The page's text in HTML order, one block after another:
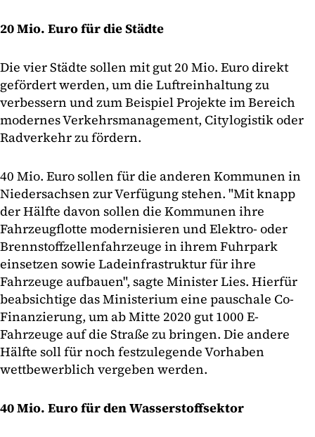
20 Mio. Euro für die Städte
Die vier Städte sollen mit gut 20 Mio. Euro direkt
gefördert werden, um die Luftreinhaltung zu
verbessern und zum Beispiel Projekte im Bereich
modernes Verkehrsmanagement, Citylogistik oder
Radverkehr zu fördern.
40 Mio. Euro sollen für die anderen Kommunen in
Niedersachsen zur Verfügung stehen. "Mit knapp
der Hälfte davon sollen die Kommunen ihre
Fahrzeugflotte modernisieren und Elektro- oder
Brennstoffzellenfahrzeuge in ihrem Fuhrpark
einsetzen sowie Ladeinfrastruktur für ihre
Fahrzeuge aufbauen", sagte Minister Lies. Hierfür
beabsichtige das Ministerium eine pauschale Co-
Finanzierung, um ab Mitte 2020 gut 1000 E-
Fahrzeuge auf die Straße zu bringen. Die andere
Hälfte soll für noch festzulegende Vorhaben
wettbewerblich vergeben werden.
40 Mio. Euro für den Wasserstoffsektor